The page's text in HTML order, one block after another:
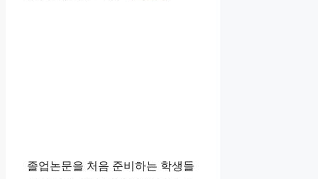
졸업논문을 처음 준비하는 학생들